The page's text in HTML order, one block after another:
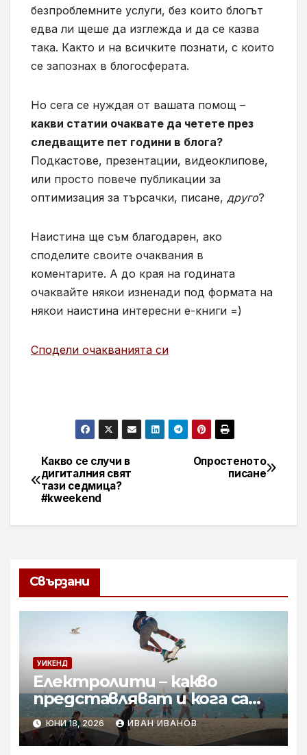
безпроблемните услуги, без които блогът
едва ли щеше да изглежда и да се казва
така. Както и на всичките познати, с които
се запознах в блогосферата.
Но сега се нуждая от вашата помощ –
какви статии очаквате да четете през
следващите пет години в блога?
Подкастове, презентации, видеоклипове,
или просто повече публикации за
оптимизация за търсачки, писане, друго?
Наистина ще съм благодарен, ако
споделите своите очаквания в
коментарите. А до края на годината
очаквайте някои изненади под формата на
някои наистина интересни е-книги =)
Сподели очакванията си
Навигация
Опростеното
писане
Какво се случи в
дигиталния свят
тази седмица?
#kweekend
Свързани
УИКЕНД
Електролити – какво
представляват и кога са
необходими
ЮНИ 18, 2026 ИВАН ИВАНОВ